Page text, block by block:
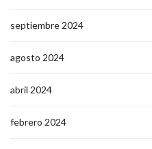
septiembre 2024
agosto 2024
abril 2024
febrero 2024